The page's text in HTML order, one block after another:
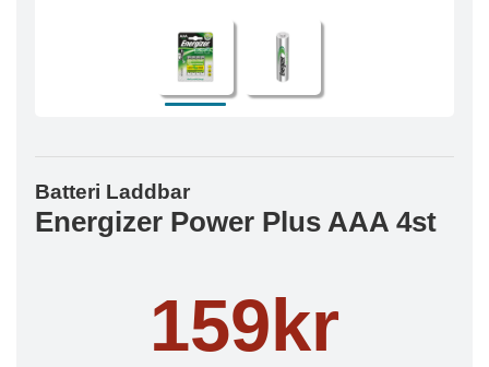
Batteri Laddbar
Energizer Power Plus AAA 4st
159kr